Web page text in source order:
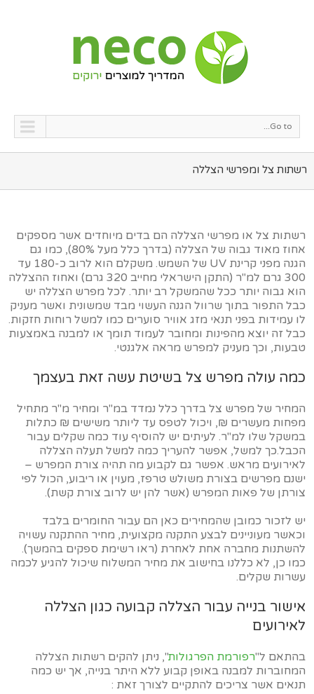
Go to...
רשתות צל ומפרשי הצללה
רשתות צל או מפרשי הצללה הם בדים מיוחדים אשר מספקים
אחוז מאוד גבוה של הצללה (בדרך כלל מעל 80%), כמו גם
הגנה מפני קרינת UV של השמש. משקלם הוא לרוב כ-180 עד
300 גרם למ"ר (התקן הישראלי מחייב 320 גרם) ואחוז ההצללה
הוא גבוה יותר ככל שהמשקל רב יותר. לכל מפרש הצללה יש
כבל התפור בתוך שרוול הגנה העשוי מבד שמשונית ואשר מעניק
לו עמידות בפני תנאי מזג אוויר סוערים כמו למשל רוחות חזקות.
כבל זה יוצא מהפינות ומחובר לעמוד תומך או למבנה באמצעות
טבעות, וכך מעניק למפרש מראה אלגנטי.
כמה עולה מפרש צל בשיטת עשה זאת בעצמך
המחיר של מפרש צל בדרך כלל נמדד במ"ר ומחיר מ"ר מתחיל
מפחות מעשרים ₪, ויכול לטפס עד ליותר משישים ₪ כתלות
במשקל שלו למ"ר. לעיתים יש להוסיף עוד כמה שקלים עבור
הכבל.כך למשל, אפשר להעריך כמה למשל תעלה הצללה
לאירועים מראש. אפשר גם לקבוע מה תהיה צורת המפרש –
ישנם מפרשים בצורת משולש טרפז, מעוין או ריבוע, הכול לפי
צורתן של פאות המפרש (אשר להן יש לרוב צורת קשת).
יש לזכור כמובן שהמחירים כאן הם עבור החומרים בלבד
וכאשר מעוניינים לבצע התקנה מקצועית, מחיר ההתקנה עשויה
להשתנות מחברה אחת לאחרת (ראו רשימת ספקים בהמשך).
כמו כן, לא כללנו בחישוב את מחיר המשלוח שיכול להגיע לכמה
עשרות שקלים.
אישור בנייה עבור הצללה קבועה כגון הצללה
לאירועים
בהתאם ל"רפורמת הפרגולות", ניתן להקים רשתות הצללה
המחוברות למבנה באופן קבוע ללא היתר בנייה, אך יש כמה
תנאים אשר צריכים להתקיים לצורך זאת :